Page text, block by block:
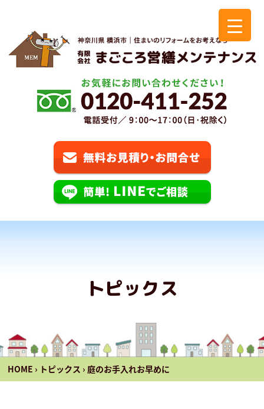
トピックス
HOME › トピックス › 庭のお手入れお早めに